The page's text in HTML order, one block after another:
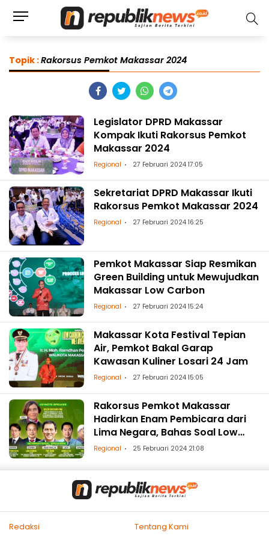
Topik :Rakorsus Pemkot Makassar 2024
Legislator DPRD Makassar
Kompak Ikuti Rakorsus Pemkot
Makassar 2024
Regional 27 Februari 2024 17:05
Sekretariat DPRD Makassar Ikuti
Rakorsus Pemkot Makassar 2024
Regional 27 Februari 2024 16:25
Pemkot Makassar Siap Resmikan
Green Building untuk Mewujudkan
Makassar Low Carbon
Regional 27 Februari 2024 15:24
Makassar Kota Festival Tepian
Air, Pemkot Bakal Garap
Kawasan Kuliner Losari 24 Jam
Regional 27 Februari 2024 15:05
Rakorsus Pemkot Makassar
Hadirkan Enam Pembicara dari
Lima Negara, Bahas Soal Low
Carbon City
Regional 25 Februari 2024 21:08
Redaksi Tentang Kami